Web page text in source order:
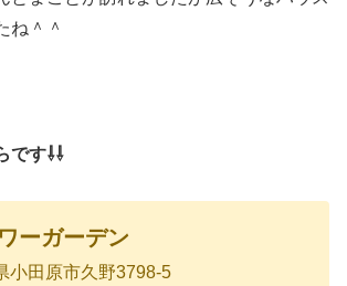
ね＾＾
です⇩⇩
ーガーデン
小田原市久野3798-5